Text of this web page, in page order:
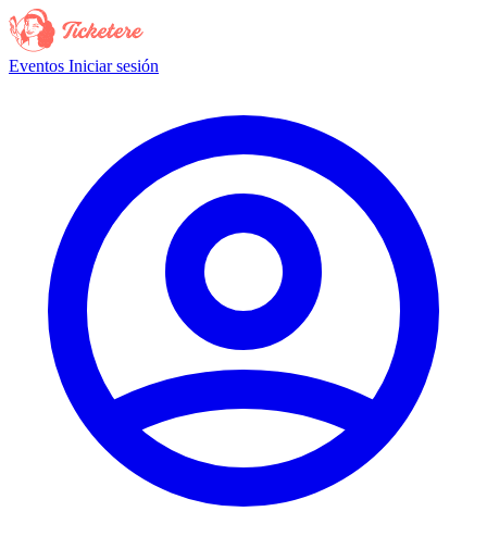
Eventos Iniciar sesión